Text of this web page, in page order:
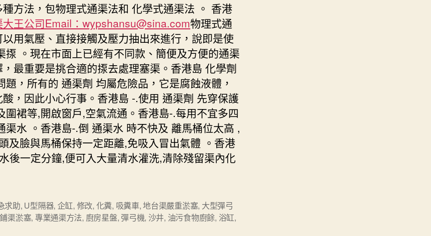
方法，包物理式通渠法和 化學式通渠法 。 香港
大王公司Email：wypshansu@sina.com物理式通
用氣壓、直接接觸及壓力抽出來進行，說即是使
揼 。現在市面上已經有不同款、簡便及方便的通渠
最重要是挑合適的揼去處理塞渠。香港島 化學劑
題，所有的 通渠劑 均屬危險品，它是腐蝕液體，
，因此小心行事。香港島 -.使用 通渠劑 先穿保護
圍裙等,開啟窗戶,空氣流通。香港島-.每用不宜多四
渠水 。香港島-.倒 通渠水 時不快及 離馬桶位太高 ,
及臉與馬桶保持一定距離,免吸入冒出氣體 。香港
後一定分鐘,便可入大量清水灌洗,清除殘留渠內化
求助, U型隔器, 企缸, 修改, 化糞, 吸糞車,地台渠嚴重淤塞, 大型彈弓
渠淤塞, 專業通渠方法, 廚房星盤, 彈弓機, 沙井, 油污食物廚餘, 浴缸,